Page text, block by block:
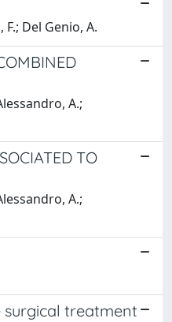
Del Genio, A.
A.;
TO
A.;
treatment